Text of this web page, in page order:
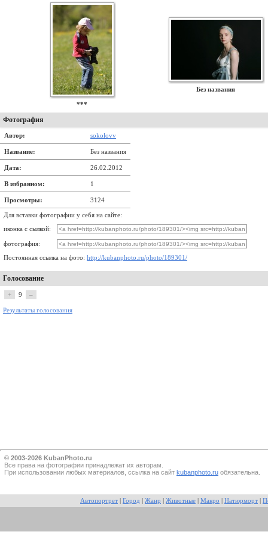
***
Без названия
Фотография
Автор: sokolovv
Название: Без названия
Дата: 26.02.2012
В избранном: 1
Просмотры: 3124
Для вставки фотографии у себя на сайте:
иконка с сылкой:
фотография:
Постоянная ссылка на фото: http://kubanphoto.ru/photo/189301/
Голосование
+ 9 –
Результаты голосования
© 2003-2026 KubanPhoto.ru
Все прaва на фотографии принадлежат их авторам.
При использовании любых материалов, ссылка на сайт kubanphoto.ru обязательна.
Автопортрет Город Жанр Животные Макро Натюрморт